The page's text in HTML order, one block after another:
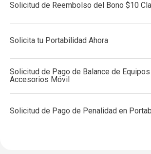
Solicitud de Reembolso del Bono $10
Solicita tu Portabilidad Ahora
Solicitud de Pago de Balance de
Accesorios Móvil
Solicitud de Pago de Penalidad en